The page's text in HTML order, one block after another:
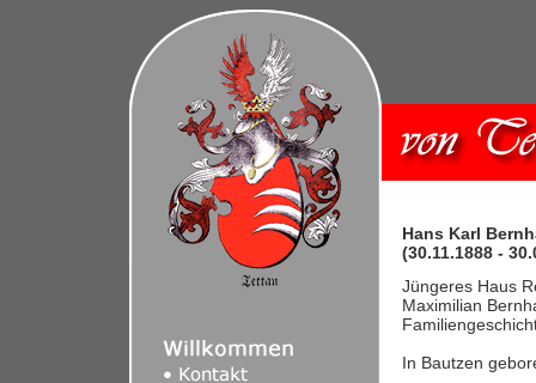
Hans Karl
(30.11.1888 -
Jüngeres Haus
Maximilian
In Bautzen